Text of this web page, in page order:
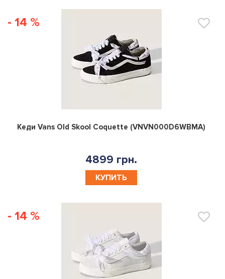
- 14 %
0
Кеди Vans Old Skool Coquette (VNVN000D6WBMA)
4899 грн.
КУПИТЬ
- 14 %